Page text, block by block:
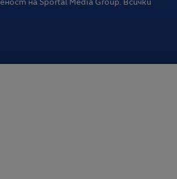
на Sportal Media Group. Всички